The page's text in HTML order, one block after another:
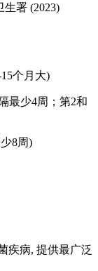
生署 (2023)
个月大)
最少4周；第2和
8周)
疾病, 提供最广泛